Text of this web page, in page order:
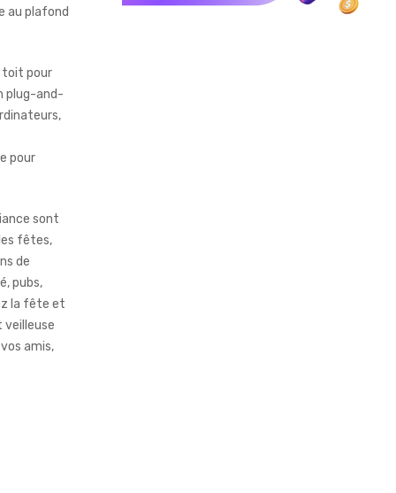
au plafond
toit pour
plug-and-
pour
sont
fêtes,
de
pubs,
la fête et
amis,